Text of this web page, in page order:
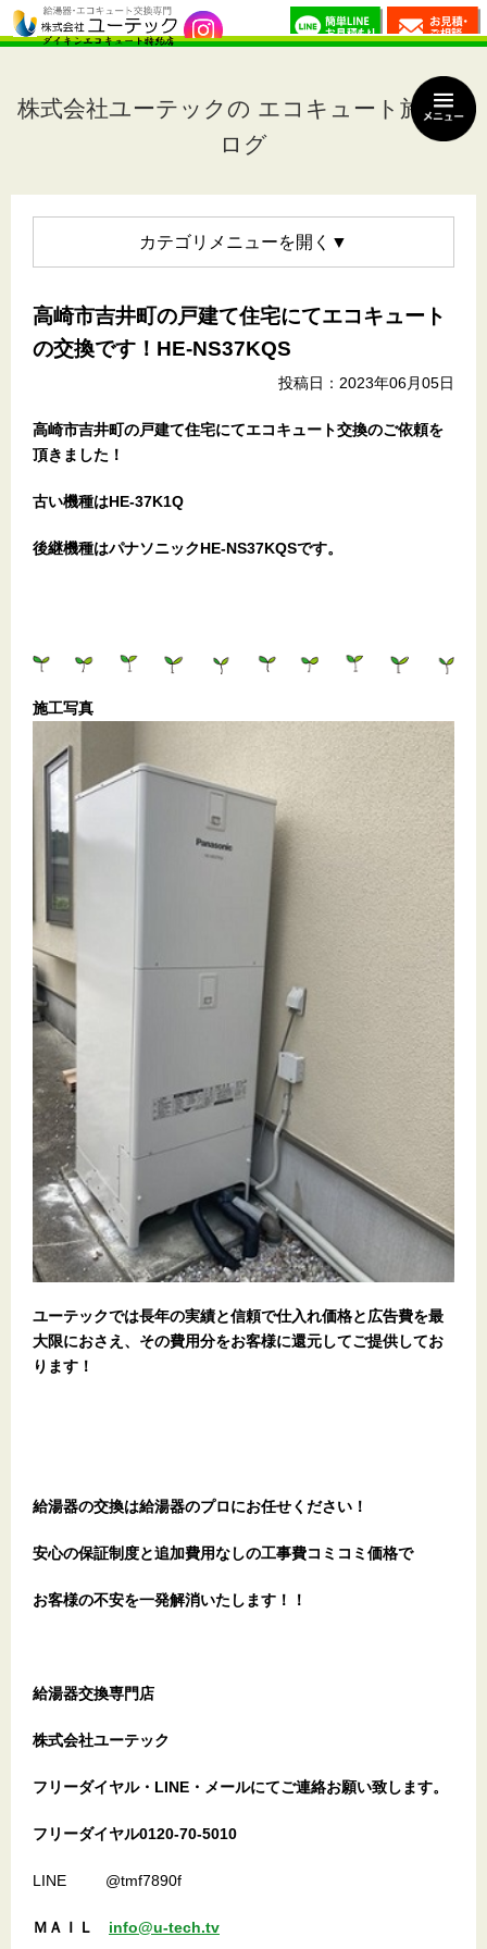
株式会社ユーテックの エコキュート施工ブ
ログ
カテゴリメニュー
高崎市吉井町の戸建て住宅にてエコキュート
の交換です！HE-NS37KQS
投稿日：2023年06月05日
高崎市吉井町の戸建て住宅にてエコキュート交換のご依頼を
頂きました！
古い機種はHE-37K1Q
後継機種はパナソニックHE-NS37KQSです。
施工写真
ユーテックでは長年の実績と信頼で仕入れ価格と広告費を最
大限におさえ、その費用分をお客様に還元してご提供してお
ります！
給湯器の交換は給湯器のプロにお任せください！
安心の保証制度と追加費用なしの工事費コミコミ価格で
お客様の不安を一発解消いたします ！！
給湯器交換専門店
株式会社ユーテック
フリーダイヤル・LINE・メールにてご連絡お願い致します。
フリーダイヤル0120-70-5010
LINE @tmf7890f
ＭＡＩＬ info@u-tech.tv